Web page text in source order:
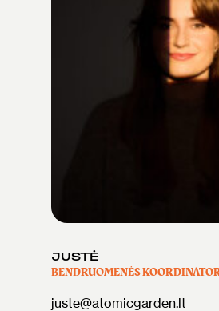
JUSTĖ
BENDRUOMENĖS
juste@atomicgarden.lt